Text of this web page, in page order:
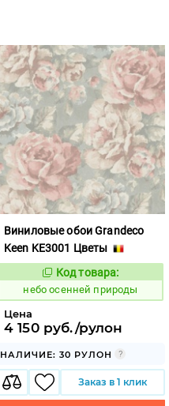
Виниловые обои Grandeco
Keen KE3001 Цветы
1117850
Код товара:
небо осенней природы
Цена
4 150 руб./рулон
НАЛИЧИЕ: 30 РУЛОН
Заказ в 1 клик